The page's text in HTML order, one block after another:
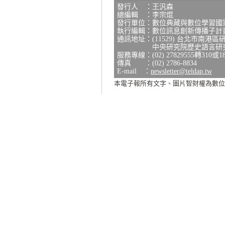
發行人 ：王汎森
總編輯 ：李宗焜
發行單位：數位典藏與數位學習
執行編輯：數位訊息創新傳播子計
通訊地址：(11529) 台北市南港區
中央研究院歷史語言研究
服務專線：(02) 27829555轉310或
傳真 ：(02) 2786-8834
E-mail ： newsletter@teldap.tw
本電子報所有文字、圖片智財權為數